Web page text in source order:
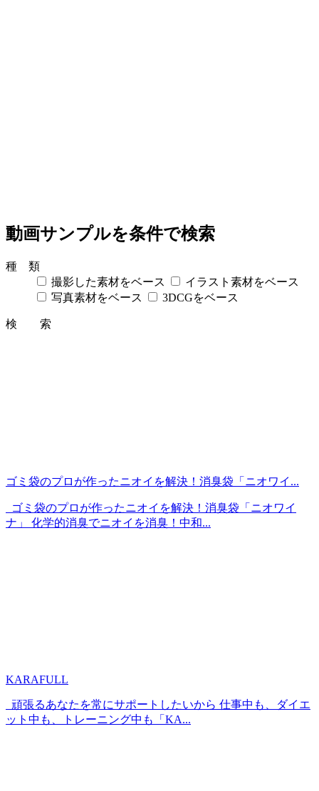
動画サンプルを条件で検索
種 類
撮影した素材をベース
イラスト素材をベース
写真素材をベース
3DCGをベース
検 索
ゴミ袋のプロが作ったニオイを解決！消臭袋「ニオワイ...
ゴミ袋のプロが作ったニオイを解決！消臭袋「ニオワイ
ナ」 化学的消臭でニオイを消臭！中和...
KARAFULL
頑張るあなたを常にサポートしたいから 仕事中も、ダイエ
ット中も、トレーニング中も「KA...